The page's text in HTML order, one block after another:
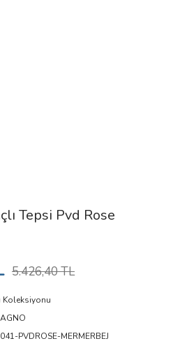
Tepsi Pvd Rose
5.426,40 TL
Koleksiyonu
PVDROSE-MERMERBEJ